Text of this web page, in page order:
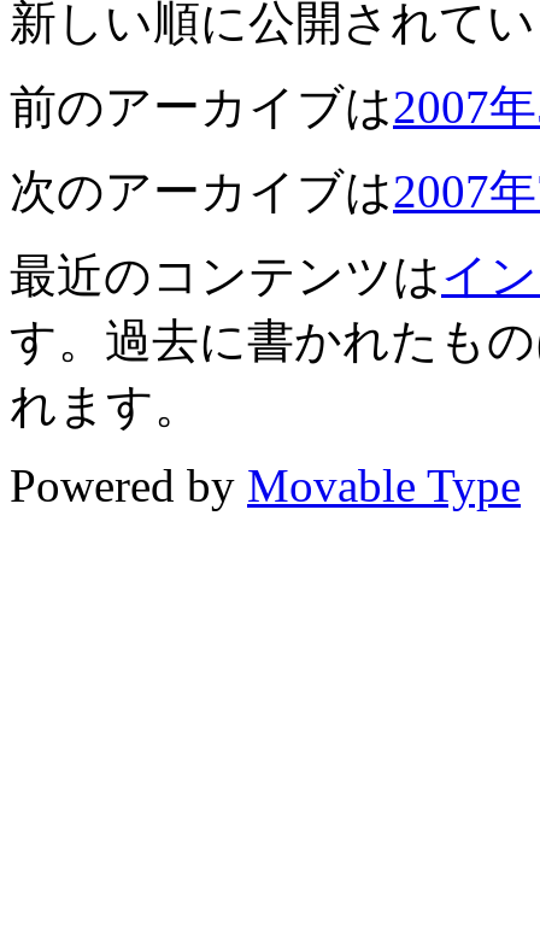
新しい順に公開されて
前のアーカイブは2007
次のアーカイブは2007
最近のコンテンツはイ
す。過去に書かれたも
れます。
Powered by Movable Type